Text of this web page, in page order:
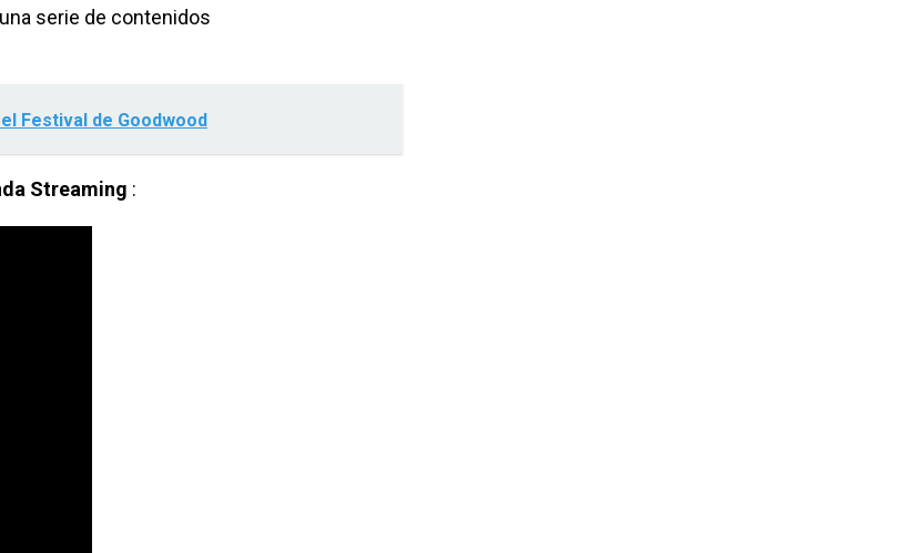
serie de contenidos
Festival de Goodwood
Streaming :